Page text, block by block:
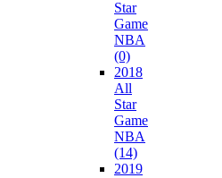
Star
Game
NBA
(0)
2018
All
Star
Game
NBA
(14)
2019